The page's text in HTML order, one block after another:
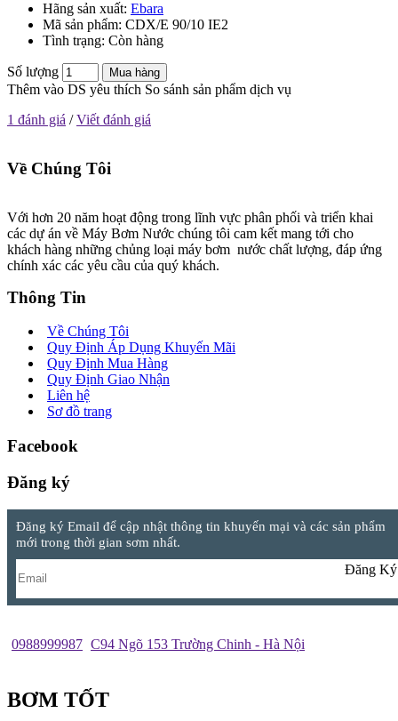
Hãng sản xuất: Ebara
Mã sản phẩm: CDX/E 90/10 IE2
Tình trạng: Còn hàng
Số lượng Mua hàng
Thêm vào DS yêu thích So sánh sản phẩm dịch vụ
1 đánh giá /Viết đánh giá
Về Chúng Tôi
Với hơn 20 năm hoạt động trong lĩnh vực phân phối và triển khai
các dự án về Máy Bơm Nước chúng tôi cam kết mang tới cho
khách hàng những chủng loại máy bơm nước chất lượng, đáp ứng
chính xác các yêu cầu của quý khách.
Thông Tin
Về Chúng Tôi
Quy Định Áp Dụng Khuyến Mãi
Quy Định Mua Hàng
Quy Định Giao Nhận
Liên hệ
Sơ đồ trang
Facebook
Đăng ký
Đăng ký Email để cập nhật thông tin khuyến mại và các sản phẩm
mới trong thời gian sơm nhất.
Đăng Ký
0988999987 C94 Ngõ 153 Trường Chinh - Hà Nội
BƠM TỐT